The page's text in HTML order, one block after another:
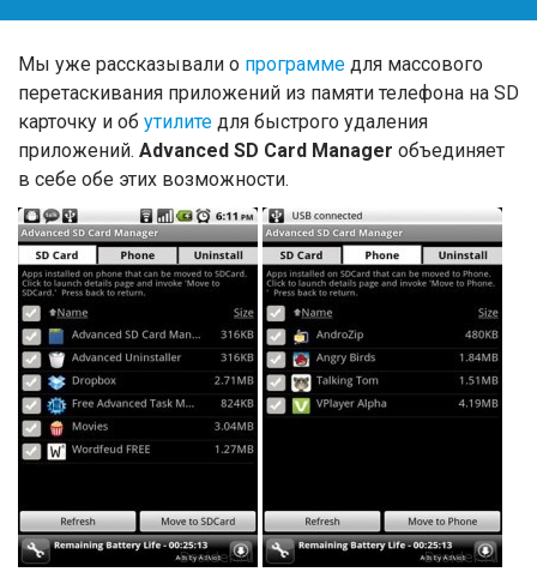
Мы уже рассказывали о программе для массового
перетаскивания приложений из памяти телефона на SD
карточку и об утилите для быстрого удаления
приложений. Advanced SD Card Manager объединяет
в себе обе этих возможности.